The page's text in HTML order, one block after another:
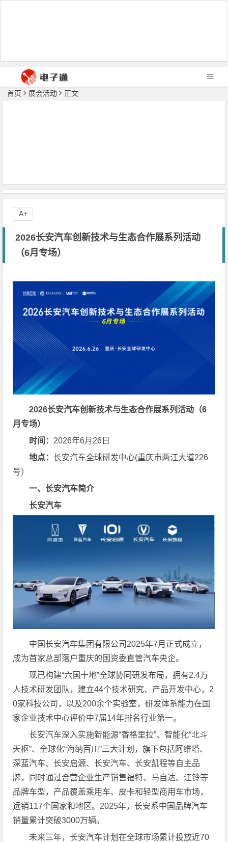
首页 展会活动 正文
2026长安汽车创新技术与生态合作展系列活动
（6月专场）
2026长安汽车创新技术与生态合作展系列活动（6
月专场）
时间： 2026年6月26日
地点： 长安汽车全球研发中心(重庆市两江大道226
号）
一、长安汽车简介
长安汽车
中国长安汽车集团有限公司2025年7月正式成立，
成为首家总部落户重庆的国资委直管汽车央企。
现已构建“六国十地”全球协同研发布局，拥有2.4万
人技术研发团队，建立44个技术研究、产品开发中心，2
0家科技公司，以及200余个实验室，研发体系能力在国
家企业技术中心评价中7届14年排名行业第一。
长安汽车深入实施新能源“香格里拉”、智能化“北斗
天枢”、全球化“海纳百川”三大计划，旗下包括阿维塔、
深蓝汽车、长安启源、长安汽车、长安凯程等自主品
牌，同时通过合营企业生产销售福特、马自达、江铃等
品牌车型，产品覆盖乘用车、皮卡和轻型商用车市场，
远销117个国家和地区。2025年，长安系中国品牌汽车
销量累计突破3000万辆。
未来三年，长安汽车计划在全球市场累计投放近70
A+